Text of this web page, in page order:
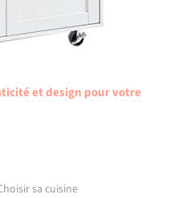
et design pour votre
sa cuisine